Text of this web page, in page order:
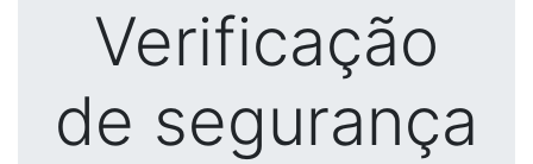
Verificação
de segurança